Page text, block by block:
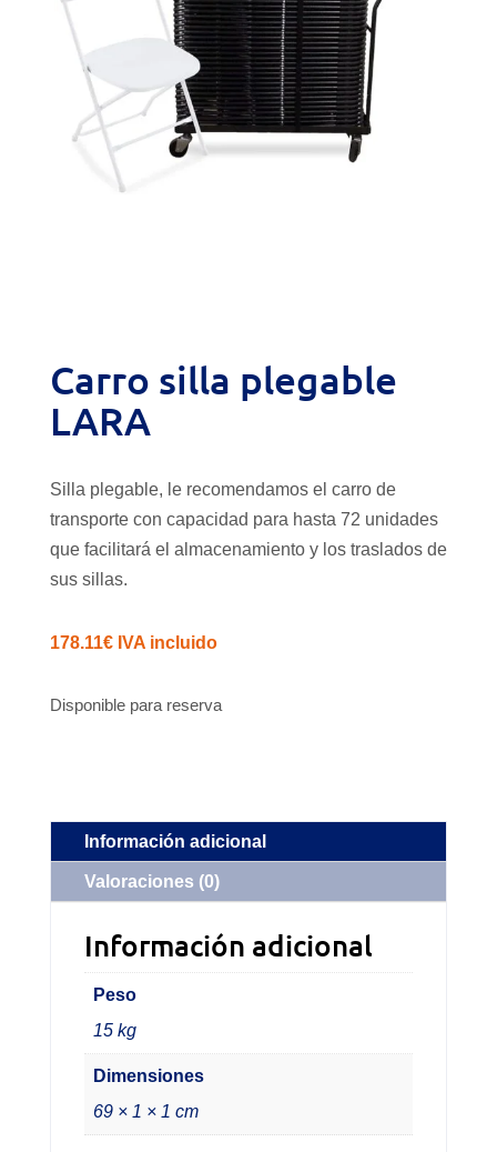
Carro silla plegable
LARA
Silla plegable, le recomendamos el carro de
transporte con capacidad para hasta 72 unidades
que facilitará el almacenamiento y los traslados de
sus sillas.
178.11€ IVA incluido
Disponible para reserva
Información adicional
Valoraciones (0)
Información adicional
Peso
15 kg
Dimensiones
69 × 1 × 1 cm